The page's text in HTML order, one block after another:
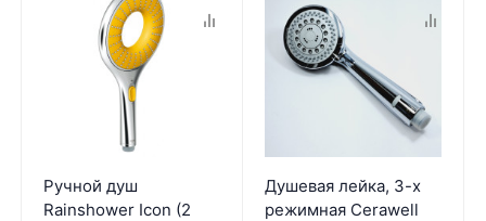
Ручной душ
Rainshower Icon (2
Душевая лейка, 3-х
режимная Cerawell